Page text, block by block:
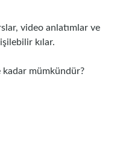
video anlatımlar ve
kılar.
kadar mümkündür?